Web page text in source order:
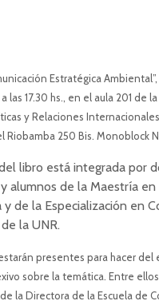
Estratégica
las 17.30 hs., en el aula 201 de
y Relaciones Internacionales
Riobamba 250 Bis. Monoblock
libro está integrada por
alumnos de la Maestría en
y de la Especialización en
la UNR.
presentes para hacer del
sobre la temática. Entre
la Directora de la Escuela de